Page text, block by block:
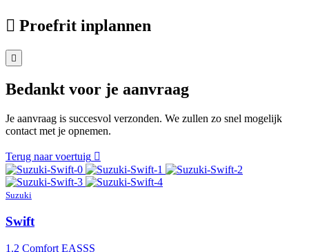
Proefrit inplannen
Bedankt voor je aanvraag
Je aanvraag is succesvol verzonden. We zullen zo snel mogelijk
contact met je opnemen.
Terug naar voertuig
Suzuki
Swift
1.2 Comfort EASSS